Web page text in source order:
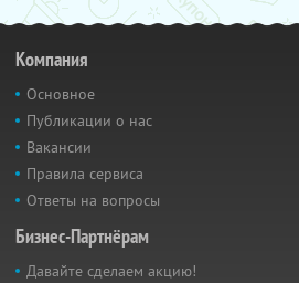
Компания
Основное
Публикации о нас
Вакансии
Правила сервиса
Ответы на вопросы
Бизнес-Партнёрам
Давайте сделаем акцию!